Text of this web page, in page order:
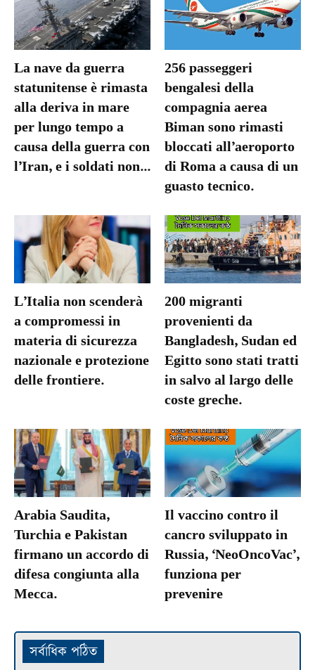
La nave da guerra
statunitense è rimasta
alla deriva in mare
per lungo tempo a
causa della guerra con
l’Iran, e i soldati non...
256 passeggeri
bengalesi della
compagnia aerea
Biman sono rimasti
bloccati all’aeroporto
di Roma a causa di un
guasto tecnico.
L’Italia non scenderà
a compromessi in
materia di sicurezza
nazionale e protezione
delle frontiere.
200 migranti
provenienti da
Bangladesh, Sudan ed
Egitto sono stati tratti
in salvo al largo delle
coste greche.
Arabia Saudita,
Turchia e Pakistan
firmano un accordo di
difesa congiunta alla
Mecca.
Il vaccino contro il
cancro sviluppato in
Russia, ‘NeoOncoVac’,
funziona per
prevenire
সর্বাধিক পঠিত